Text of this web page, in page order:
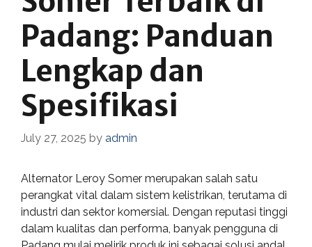
Padang: Panduan
Lengkap dan
Spesifikasi
July 27, 2025 by admin
Alternator Leroy Somer merupakan salah satu
perangkat vital dalam sistem kelistrikan, terutama di
industri dan sektor komersial. Dengan reputasi tinggi
dalam kualitas dan performa, banyak pengguna di